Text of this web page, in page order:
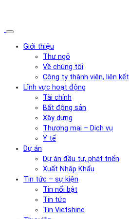
Giới thiệu
Thư ngỏ
Về chúng tôi
Công ty thành viên, liên kết
Lĩnh vực hoạt động
Tài chính
Bất động sản
Xây dựng
Thương mại – Dịch vụ
Y tế
Dự án
Dự án đầu tư, phát triển
Xuất Nhập Khẩu
Tin tức – sự kiện
Tin nổi bật
Tin tức
Tin Vietshine